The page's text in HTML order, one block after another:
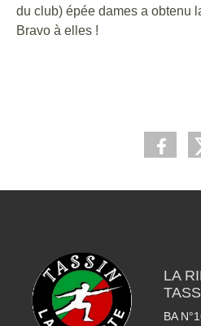
du club) épée dames a obtenu
Bravo à elles !
LA
BA